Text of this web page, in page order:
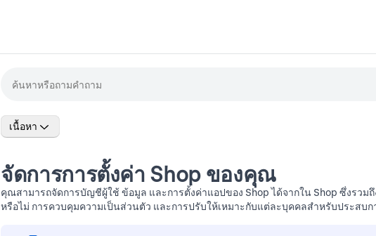
เนื้อหา
จัดการการตั้งค่า Shop ของคุณ
คุณสามารถจัดการบัญชีผู้ใช้ ข้อมูล และการตั้งค่าแอปของ Shop ได้จากใน Shop ซึ่งรวมถึ
หรือไม่ การควบคุมความเป็นส่วนตัว และการปรับให้เหมาะกับแต่ละบุคคลสำหรับประสบ